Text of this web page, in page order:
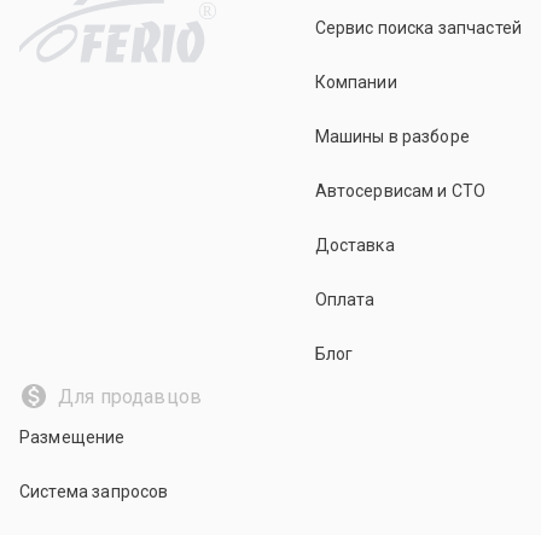
R
Сервис поиска запчастей
Компании
Машины в разборе
Автосервисам и СТО
Доставка
Оплата
Блог
Для продавцов
Размещение
Система запросов